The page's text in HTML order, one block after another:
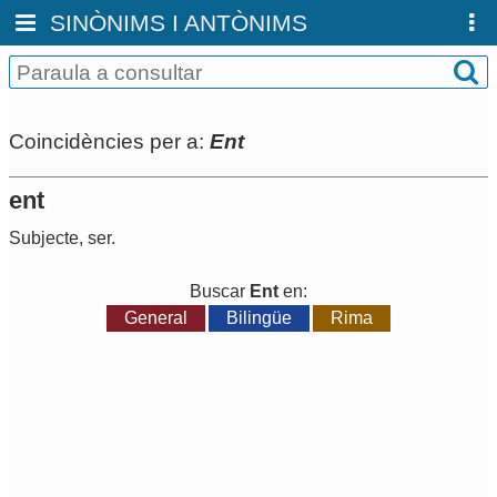
SINÒNIMS I ANTÒNIMS
Coincidències per a: Ent
ent
Subjecte, ser.
Buscar Ent en:
General
Bilingüe Rima